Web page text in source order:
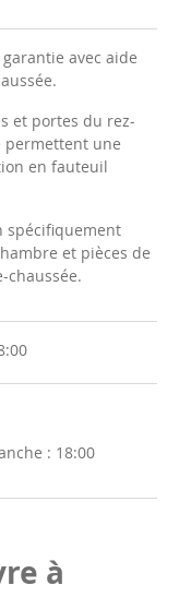
avec aide
et portes du rez-
permettent une
en fauteuil
spécifiquement
et pièces de
chaussée.
: 18:00
à